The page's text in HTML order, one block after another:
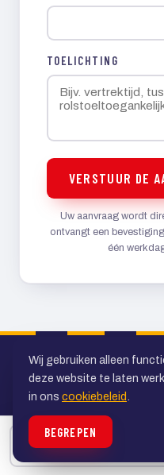
TOELICHTING
VERSTUUR DE
Uw aanvraag wordt
ontvangt een
één
Uw specialist in
regio Utrecht. Al ruim
Wij gebruiken alleen
deze website te laten
in ons cookiebeleid
BEGREPEN
BELLEN